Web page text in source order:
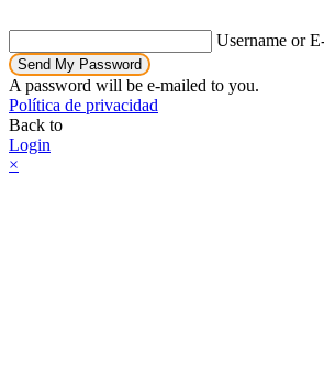
Username or
Send My Password
A password will be e-mailed to you.
Política de privacidad
Back to
Login
×